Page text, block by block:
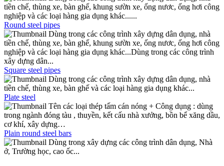
tiền chế, thùng xe, bàn ghế, khung sườn xe, ống nươc, ống hơi công
nghiệp và các loại hàng gia dụng khác......
Round steel pipes
Dùng trong các công trình xây dựng dân dụng, nhà
tiền chế, thùng xe, bàn ghế, khung sườn xe, ống nươc, ống hơi công
nghiệp và các loại hàng gia dụng khác...Dùng trong các công trình
xây dựng dân...
Square steel pipes
Dùng trong các công trình xây dựng dân dụng, nhà
tiền chế, thùng xe, bàn ghế và các loại hàng gia dụng khác...
Plate steel
Tên các loại thép tấm cán nóng + Công dụng : dùng
trong ngành đóng tàu , thuyền, kết cấu nhà xưởng, bồn bể xăng dầu,
cơ khí, xây dựng…
Plain round steel bars
Dùng trong xây dựng các công trình dân dụng, Nhà
ở, Trường học, cao ốc...